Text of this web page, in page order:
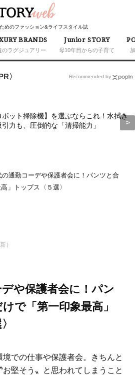
めのファッション&ライフスタイル誌
BRANDS
のラグジュアリー
Junior STORY
母10年目からの子育て
〉
ボット掃除機】を選ぶならこれ！水拭き
引力も、圧倒的な「清掃能力」
Recommended by
の通勤コーデや保護者会に！パンツと合
」トップス〈５選〉
）
や保護者会に！パン
で「第一印象最高」
での仕事や保護者会。きちんと
堅そう〟と思われてしまうこと